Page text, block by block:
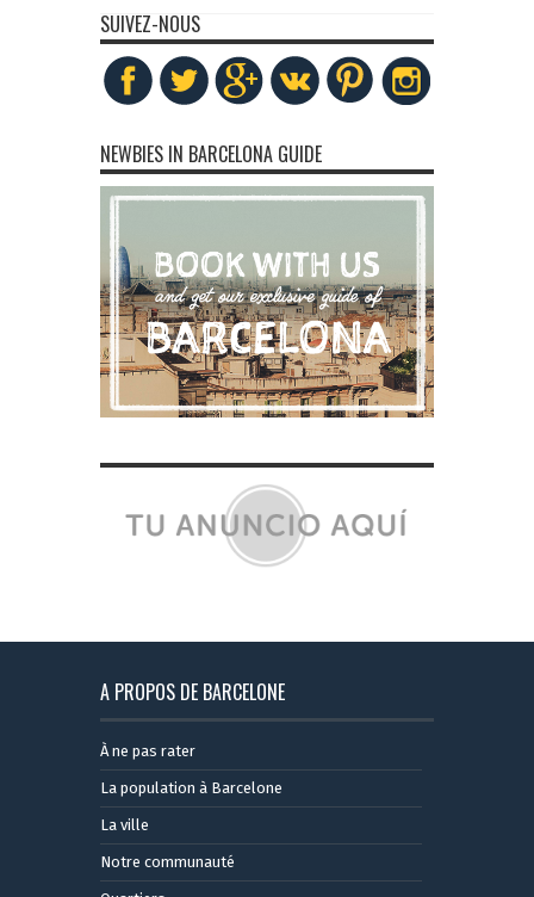
SUIVEZ-NOUS
NEWBIES IN BARCELONA GUIDE
A PROPOS DE BARCELONE
À ne pas rater
La population à Barcelone
La ville
Notre communauté